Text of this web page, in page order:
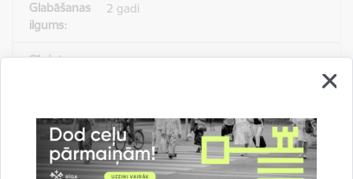
2 gadi
_gat
uzlabotu vietnes darbību un
pakalpojumus)
Izmanto Google Analytics, lai samazinātu